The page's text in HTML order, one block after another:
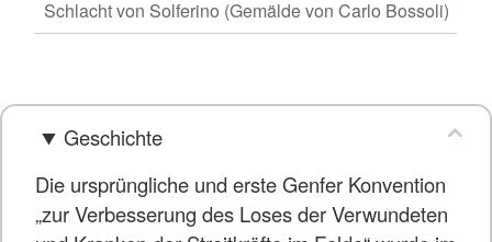
Schlacht von Solferino (Gemälde von Carlo Bossoli)
Geschichte
Die ursprüngliche und erste Genfer Konvention
„zur Verbesserung des Loses der Verwundeten